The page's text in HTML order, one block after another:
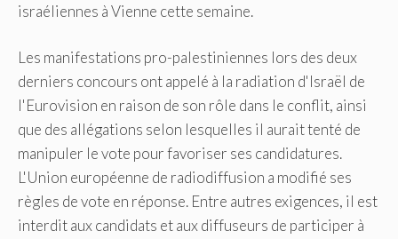
israéliennes à Vienne cette semaine.
Les manifestations pro-palestiniennes lors des deux
derniers concours ont appelé à la radiation d'Israël de
l'Eurovision en raison de son rôle dans le conflit, ainsi
que des allégations selon lesquelles il aurait tenté de
manipuler le vote pour favoriser ses candidatures.
L'Union européenne de radiodiffusion a modifié ses
règles de vote en réponse. Entre autres exigences, il est
interdit aux candidats et aux diffuseurs de participer à